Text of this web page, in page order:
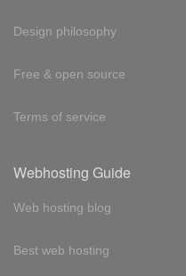
Design philosophy
Free & open source
Terms of service
Webhosting Guide
Web hosting blog
Best web hosting